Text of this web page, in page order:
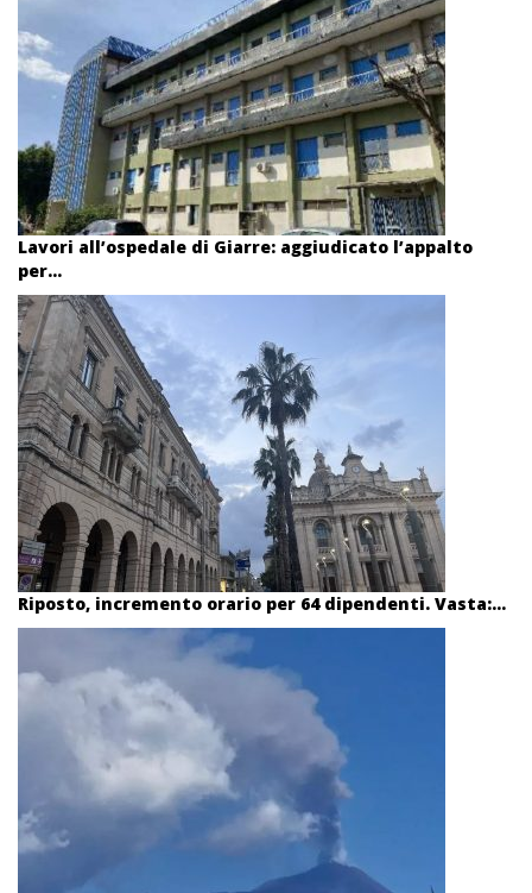
Lavori all’ospedale di Giarre: aggiudicato l’appalto
per...
Riposto, incremento orario per 64 dipendenti. Vasta:...